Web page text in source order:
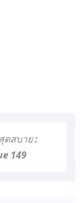
ดสบาย :
149